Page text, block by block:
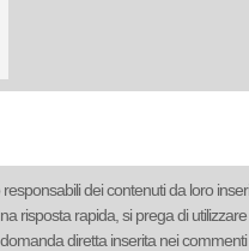
dei contenuti da loro
risposta rapida, si prega di
diretta inserita nei